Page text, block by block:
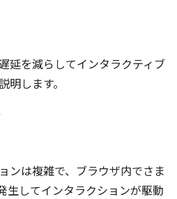
延を減らしてインタラクティブ
明します。
ンは複雑で、ブラウザ内でさま
生してインタラクションが駆動